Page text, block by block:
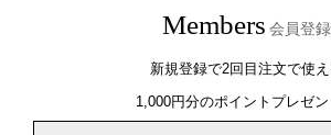
Members 会員登録
新規登録で2回目注文で使
1,000円分のポイントプレゼン